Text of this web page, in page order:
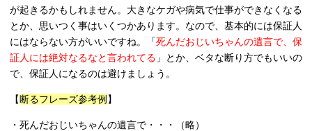
が起きるかもしれません。大きなケガや病気で仕事ができなくなる
とか、思いつく事はいくつかあります。なので、基本的には保証人
にはならない方がいいですね。「死んだおじいちゃんの遺言で、保
証人には絶対なるなと言われてる 」とか、ベタな断り方でもいいの
で、保証人になるのは避けましょう。
【断るフレーズ参考例 】
・死んだおじいちゃんの遺言で・・・（略）